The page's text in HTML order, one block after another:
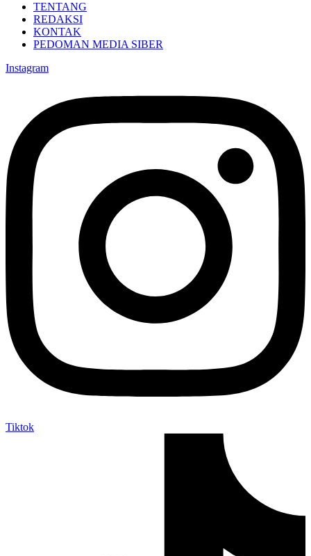
TENTANG
REDAKSI
KONTAK
PEDOMAN MEDIA SIBER
Instagram
Tiktok